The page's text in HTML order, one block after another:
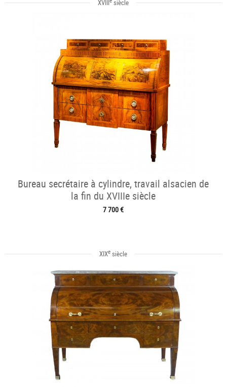
XVIII siècle
Bureau secrétaire à cylindre, travail alsacien de
la fin du XVIIIe siècle
7 700 €
XIXe siècle